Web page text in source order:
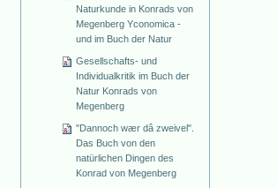
Naturkunde in Konrads von
Megenberg Yconomica -
und im Buch der Natur
Gesellschafts- und
Individualkritik im Buch der
Natur Konrads von
Megenberg
"Dannoch wær dâ zweivel".
Das Buch von den
natürlichen Dingen des
Konrad von Megenberg